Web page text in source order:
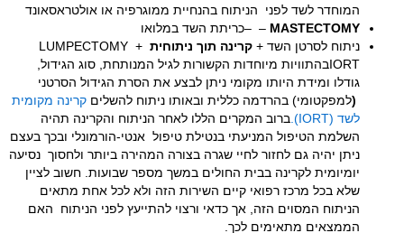
המוחדר לשד לפני הניתוח בהנחיית ממוגרפיה או אולטראסאונד
MASTECTOMY – –כריתת השד במלואו
ניתוח לסרטן השד + קרינה תוך ניתוחית LUMPECTOMY +
IORTבהתוויות מיוחדות הקשורות לגיל המנותחת, סוג הגידול,
גודלו ומידת היותו מקומי ניתן לבצע את הסרת הגידול הסרטני
(למפקטומי) בהרדמה כללית ובאותו ניתוח להשלים קרינה מקומית
לשד (IORT).
ברוב המקרים הללו לאחר הניתוח והקרינה תהיה
השלמת הטיפול המניעתי בנטילת טיפול אנטי-הורמונלי ובכך בעצם
ניתן יהיה גם לחזור לחיי שגרה בצורה המהירה ביותר ולחסוך נסיעה
יומיומית לקרינה בבית החולים במשך מספר שבועות. חשוב לציין
שלא בכל מרכז רפואי קיים השירות הזה ולא לכל אחת מתאים
הניתוח המסוים הזה, אך כדאי ורצוי להתייעץ לפני הניתוח האם
הממצאים מתאימים לכך.